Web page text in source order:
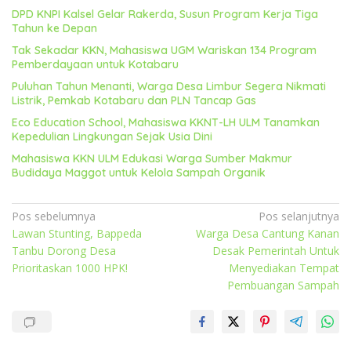
DPD KNPI Kalsel Gelar Rakerda, Susun Program Kerja Tiga
Tahun ke Depan
Tak Sekadar KKN, Mahasiswa UGM Wariskan 134 Program
Pemberdayaan untuk Kotabaru
Puluhan Tahun Menanti, Warga Desa Limbur Segera Nikmati
Listrik, Pemkab Kotabaru dan PLN Tancap Gas
Eco Education School, Mahasiswa KKNT-LH ULM Tanamkan
Kepedulian Lingkungan Sejak Usia Dini
Mahasiswa KKN ULM Edukasi Warga Sumber Makmur
Budidaya Maggot untuk Kelola Sampah Organik
Navigasi
pos
Pos sebelumnya
Lawan Stunting, Bappeda
Tanbu Dorong Desa
Prioritaskan 1000 HPK!
Pos selanjutnya
Warga Desa Cantung Kanan
Desak Pemerintah Untuk
Menyediakan Tempat
Pembuangan Sampah